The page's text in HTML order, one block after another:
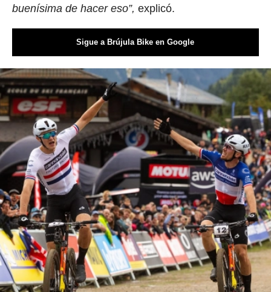
buenísima de hacer eso”, explicó.
Sigue a Brújula Bike en Google